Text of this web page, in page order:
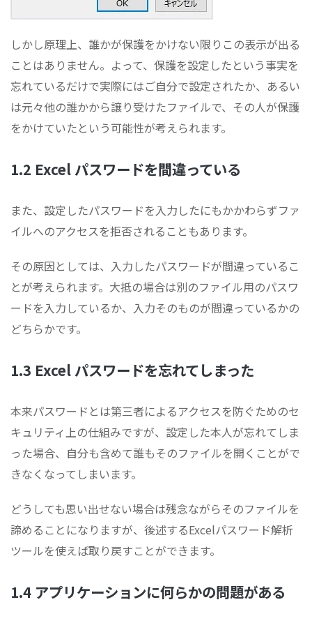
しかし原理上、誰かが保護をかけない限りこの表示が出る
ことはありません。よって、保護を設定したという事実を
忘れているだけで実際にはご自分で設定されたか、あるい
は元々他の誰かから譲り受けたファイルで、その人が保護
をかけていたという可能性が考えられます。
1.2 Excel パスワードを間違っている
また、設定したパスワードを入力したにもかかわらずファ
イルへのアクセスを拒否されることもあります。
その原因としては、入力したパスワードが間違っているこ
とが考えられます。大抵の場合は別のファイル用のパスワ
ードを入力しているか、入力そのものが間違っているかの
どちらかです。
1.3 Excel パスワードを忘れてしまった
本来パスワードとは第三者によるアクセスを防ぐためのセ
キュリティ上の仕組みですが、設定した本人が忘れてしま
った場合、自分も含めて誰もそのファイルを開くことがで
きなくなってしまいます。
どうしても思い出せない場合は残念ながらそのファイルを
諦めることになりますが、後述するExcelパスワード解析
ツールを使えば取り戻すことができます。
1.4 アプリケーションに何らかの問題がある